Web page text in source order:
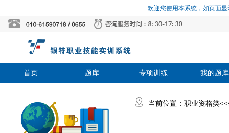
欢迎您使用本系统，如页面
首页 题库 专项训练 我的题库
当前位置： 职业资格类<<